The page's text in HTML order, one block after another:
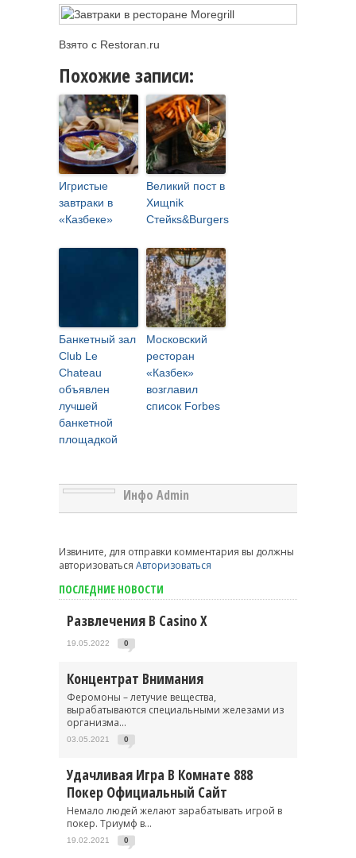
Взято с Restoran.ru
Похожие записи:
Игристые
завтраки в
«Казбеке»
Великий пост в
Хищnik
Стейкs&Burgers
Банкетный зал
Club Le
Chateau
объявлен
лучшей
банкетной
площадкой
Московский
ресторан
«Казбек»
возглавил
список Forbes
Инфо Admin
Извините, для отправки комментария вы должны
авторизоваться Авторизоваться
ПОСЛЕДНИЕ НОВОСТИ
Развлечения В Casino X
19.05.2022 0
Концентрат Внимания
Феромоны – летучие вещества,
вырабатываются специальными железами из
организма...
03.05.2021 0
Удачливая Игра В Комнате 888
Покер Официальный Сайт
Немало людей желают зарабатывать игрой в
покер. Триумф в...
19.02.2021 0